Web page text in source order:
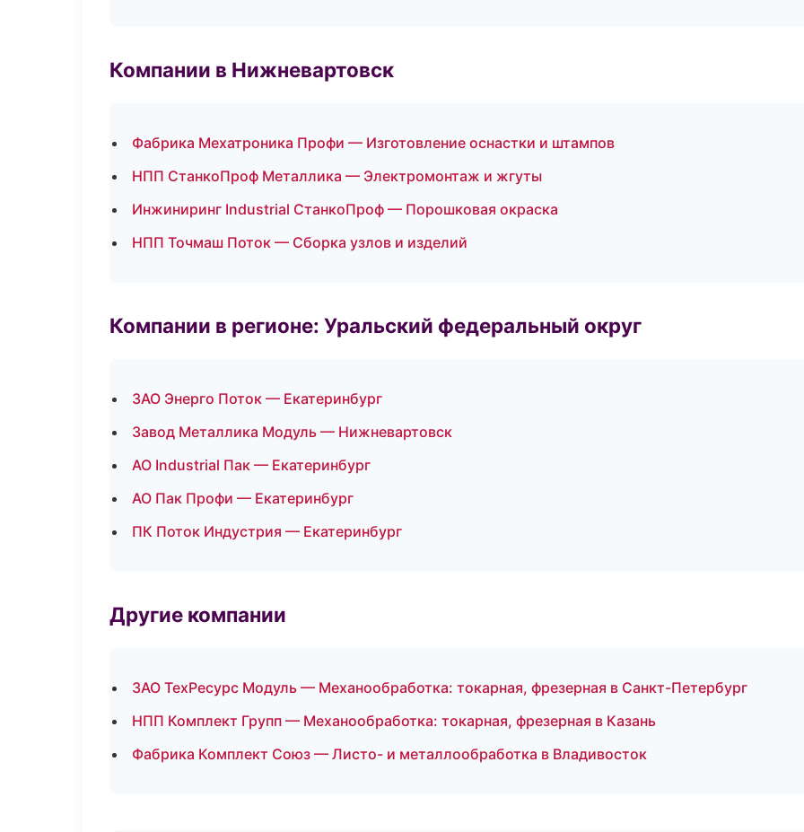
Компании в Нижневартовск
Фабрика Мехатроника Профи — Изготовление оснастки и штампов
НПП СтанкоПроф Металлика — Электромонтаж и жгуты
Инжиниринг Industrial СтанкоПроф — Порошковая окраска
НПП Точмаш Поток — Сборка узлов и изделий
Компании в регионе: Уральский федеральный округ
ЗАО Энерго Поток — Екатеринбург
Завод Металлика Модуль — Нижневартовск
АО Industrial Пак — Екатеринбург
АО Пак Профи — Екатеринбург
ПК Поток Индустрия — Екатеринбург
Другие компании
ЗАО ТехРесурс Модуль — Механообработка: токарная, фрезерная в Санкт-Петербург
НПП Комплект Групп — Механообработка: токарная, фрезерная в Казань
Фабрика Комплект Союз — Листо- и металлообработка в Владивосток